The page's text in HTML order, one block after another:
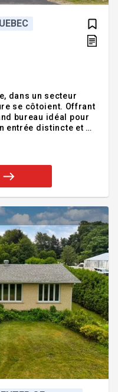
dans un secteur
se côtoient. Offrant
bureau idéal pour
entrée distincte et 3
de vie et sa
chaleureux en font
La grande salle
attaché ajoute